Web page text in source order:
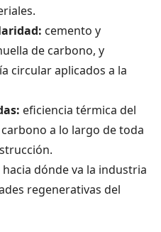
cemento y
de carbono, y
circular aplicados a la
eficiencia térmica del
a lo largo de toda
hacia dónde va la industria
regenerativas del